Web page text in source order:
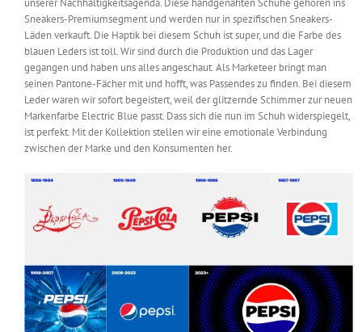
Sneakers-Premiumsegment und werden nur in spezifischen Sneakers-
Läden verkauft. Die Haptik bei diesem Schuh ist super, und die Farbe des
blauen Leders ist toll. Wir sind durch die Produktion und das Lager
gegangen und haben uns alles angeschaut. Als Marketeer bringt man
seinen Pantone-Fächer mit und hofft, was Passendes zu finden. Bei diesem
Leder waren wir sofort begeistert, weil der glitzernde Schimmer zur neuen
Markenfarbe Electric Blue passt. Dass sich die nun im Schuh widerspiegelt,
ist perfekt. Mit der Kollektion stellen wir eine emotionale Verbindung
zwischen der Marke und den Konsumenten her.